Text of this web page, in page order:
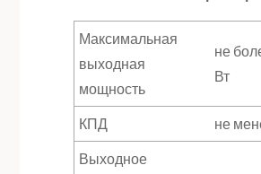
Максимальная
выходная
мощность
не
Вт
КПД не
Выходное